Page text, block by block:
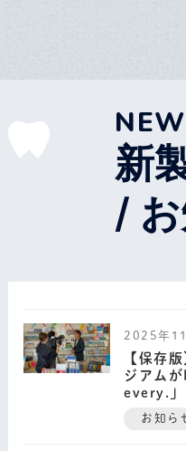
新
/
2025年
【保存
ジアム
every.」
お知ら